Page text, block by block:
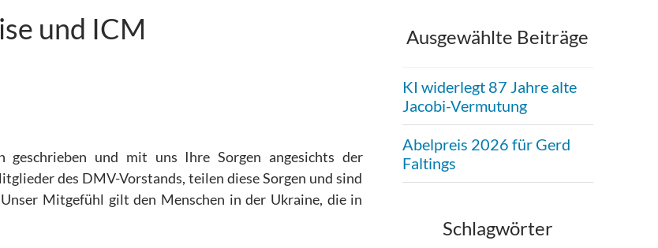
und ICM
geschrieben und mit uns Ihre Sorgen angesichts der
des DMV-Vorstands, teilen diese Sorgen und sind
Mitgefühl gilt den Menschen in der Ukraine, die in
Ausgewählte Beiträge
KI widerlegt 87 Jahre alte
Jacobi-Vermutung
Abelpreis 2026 für Gerd
Faltings
Schlagwörter